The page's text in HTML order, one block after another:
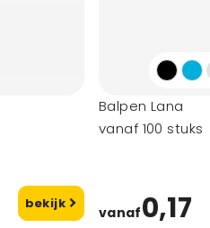
bekijk
Balpen Lana
vanaf 100 stuks
vanaf0,17